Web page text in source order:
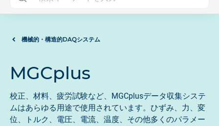
機械的・構造的DAQシステム
MGCplus
校正、材料、疲労試験など、MGCplusデータ収集システ
ムはあらゆる用途で使用されています。ひずみ、力、変
位、トルク、電圧、電流、温度、その他多くのパラメー